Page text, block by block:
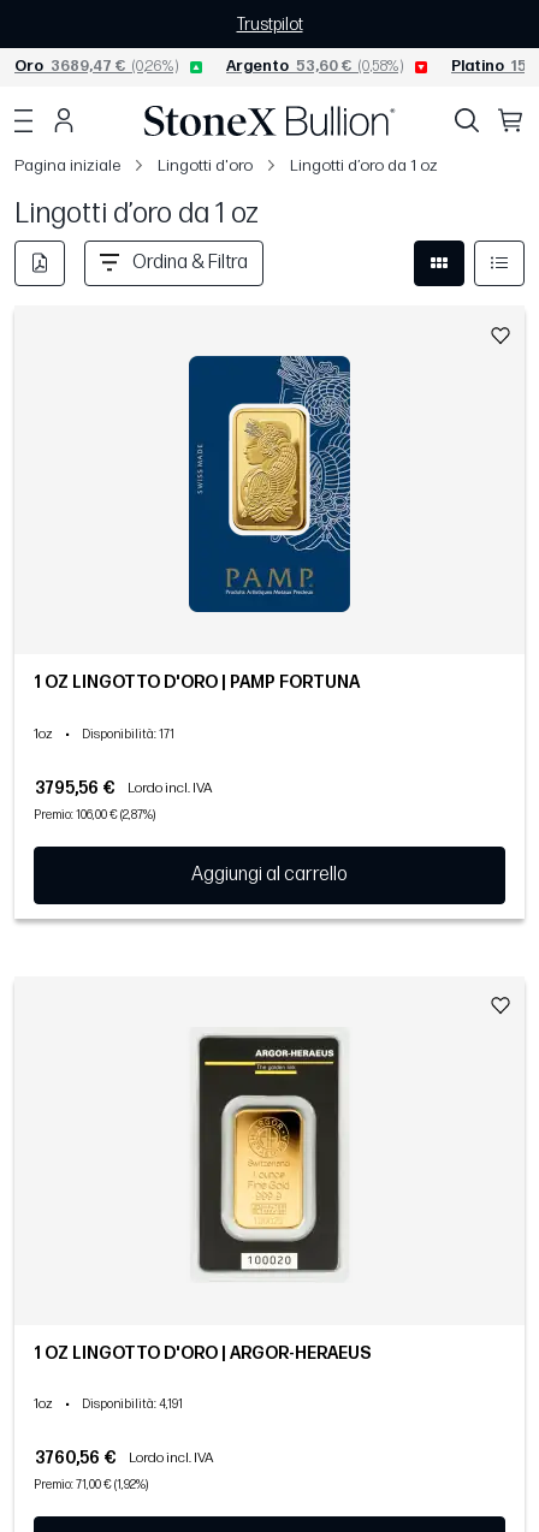
Trustpilot
Oro 3689,47 € (0,26%) Argento 53,60 € (0,58%) Platino
Pagina iniziale Lingotti d'oro Lingotti d’oro da 1 oz
Lingotti d’oro da 1 oz
Ordina & Filtra
1 OZ LINGOTTO D'ORO | PAMP FORTUNA
1oz • Disponibilità: 171
3795,56 € Lordo incl. IVA
Premio: 106,00 € (2,87%)
Aggiungi al carrello
1 OZ LINGOTTO D'ORO | ARGOR-HERAEUS
1oz • Disponibilità: 4,191
3760,56 € Lordo incl. IVA
Premio: 71,00 € (1,92%)